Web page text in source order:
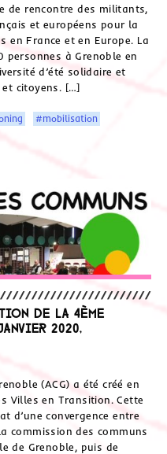
de rencontre des militants,
et européens pour la
en France et en Europe. La
à Grenoble en
d’été solidaire et
et citoyens. […]
#mobilisation
de la 4ème
2020,
(ACG) a été créé en
Villes en Transition. Cette
d’une convergence entre
commission des communs
de Grenoble, puis de